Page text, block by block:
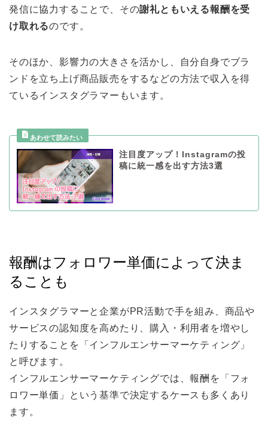
発信に協力することで、その謝礼ともいえる報酬を受
け取れるのです。
そのほか、影響力の大きさを活かし、自分自身でブラ
ンドを立ち上げ商品販売をするなどの方法で収入を得
ているインスタグラマーもいます。
注目度アップ！Instagramの投
稿に統一感を出す方法3選
報酬はフォロワー単価によって決ま
ることも
インスタグラマーと企業がPR活動で手を組み、商品や
サービスの認知度を高めたり、購入・利用者を増やし
たりすることを「インフルエンサーマーケティング」
と呼びます。
インフルエンサーマーケティングでは、報酬を「フォ
ロワー単価」という基準で決定するケースも多くあり
ます。